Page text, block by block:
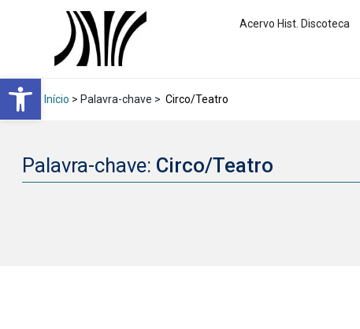
Abrir a barra de ferramentas
Acervo Hist. Discoteca
Início > Palavra-chave > Circo/Teatro
Palavra-chave: Circo/Teatro